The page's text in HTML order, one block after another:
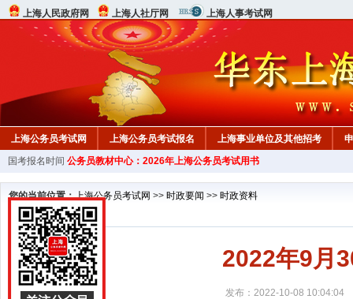
上海人民政府网 上海人社厅网 上海人事考试网
上海公务员考试网 上海公务员考试报名 上海事业单位及其他招考
教材中心
国考报名时间 公务员教材中心：2026年上海公务员考试用书
您的当前位置：上海公务员考试网 >> 时政要闻 >> 时政资料
2022年9月
发布：2022-10-08 10:04:04